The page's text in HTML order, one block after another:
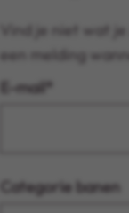
Vind je niet wat
een melding
E-mail
Categorie banen